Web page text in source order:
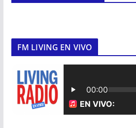
FM LIVING EN VIVO